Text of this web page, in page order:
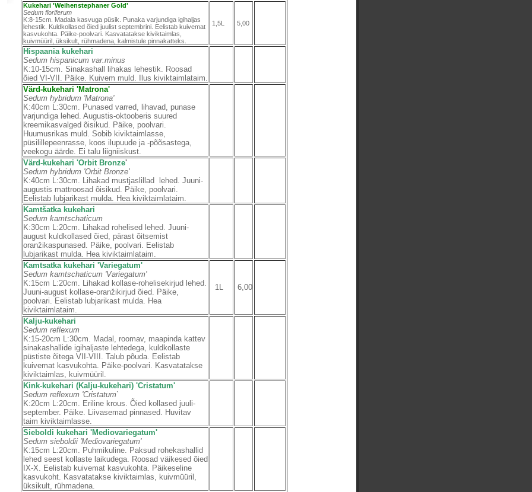
Kukehari 'Weihenstephaner Gold'
Sedum floriferum
K:8-15cm. Madala kasvuga püsik. Punaka varjundiga igihaljas
lehestik. Kuldkollased õied juulist septembrini. Eelistab kuivemat
kasvukohta. Päike-poolvari. Kasvatatakse kiviktaimlas,
kuivmüüril, üksikult, rühmadena, kalmistule pinnakatteks.
1,5L 5,00
Hispaania kukehari
Sedum hispanicum var.minus
K:10-15cm. Sinakashall lihakas lehestik. Roosad
õied VI-VII. Päike. Kuivem muld. Ilus kiviktaimlataim.
Värd-kukehari 'Matrona'
Sedum hybridum 'Matrona'
K:40cm L:30cm. Punased varred, lihavad, punase
varjundiga lehed. Augustis-oktooberis suured
kreemikasvalged õisikud. Päike, poolvari.
Huumusrikas muld. Sobib kiviktaimlasse,
püsilillepeenrasse, koos ilupuude ja -põõsastega,
veekogu äärde. Ei talu liigniiskust.
Värd-kukehari 'Orbit Bronze'
Sedum hybridum 'Orbit Bronze'
K:40cm L:30cm. Lihakad mustjaslillad lehed. Juuni-
augustis mattroosad õisikud. Päike, poolvari.
Eelistab lubjarikast mulda. Hea kiviktaimlataim.
Kamtšatka kukehari
Sedum kamtschaticum
K:30cm L:20cm. Lihakad rohelised lehed. Juuni-
august kuldkollased õied, pärast õitsemist
oranžikaspunased. Päike, poolvari. Eelistab
lubjarikast mulda. Hea kiviktaimlataim.
Kamtsatka kukehari 'Variegatum'
Sedum kamtschaticum 'Variegatum'
K:15cm L:20cm. Lihakad kollase-rohelisekirjud lehed.
Juuni-august kollase-oranžikirjud õied. Päike,
poolvari. Eelistab lubjarikast mulda. Hea
kiviktaimlataim.
1L 6,00
Kalju-kukehari
Sedum reflexum
K:15-20cm L:30cm. Madal, roomav, maapinda kattev
sinakashallide igihaljaste lehtedega, kuldkollaste
püstiste õitega VII-VIII. Talub põuda. Eelistab
kuivemat kasvukohta. Päike-poolvari. Kasvatatakse
kiviktaimlas, kuivmüüril.
Kink-kukehari (Kalju-kukehari) 'Cristatum'
Sedum reflexum 'Cristatum`
K:20cm L:20cm. Eriline krous. Õied kollased juuli-
september. Päike. Liivasemad pinnased. Huvitav
taim kiviktaimlasse.
Sieboldi kukehari 'Mediovariegatum'
Sedum sieboldii 'Mediovariegatum'
K:15cm L:20cm. Puhmikuline. Paksud rohekashallid
lehed seest kollaste laikudega. Roosad väikesed õied
IX-X. Eelistab kuivemat kasvukohta. Päikeseline
kasvukoht. Kasvatatakse kiviktaimlas, kuivmüüril,
üksikult, rühmadena.